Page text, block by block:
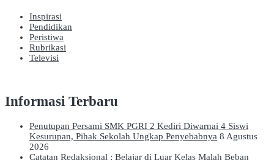
Inspirasi
Pendidikan
Peristiwa
Rubrikasi
Televisi
Informasi Terbaru
Penutupan Persami SMK PGRI 2 Kediri Diwarnai 4 Siswi
Kesurupan, Pihak Sekolah Ungkap Penyebabnya 8 Agustus
2026
Catatan Redaksional ; Belajar di Luar Kelas Malah Beban